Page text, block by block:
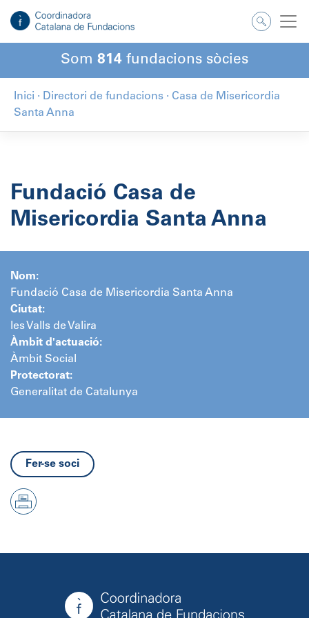
contingut
Som 814 fundacions sòcies
Inici · Directori de fundacions · Casa de Misericordia
Santa Anna
Fundació Casa de
Misericordia Santa Anna
Nom:
Fundació Casa de Misericordia Santa Anna
Ciutat:
les Valls de Valira
Àmbit d'actuació:
Àmbit Social
Protectorat:
Generalitat de Catalunya
Fer-se soci